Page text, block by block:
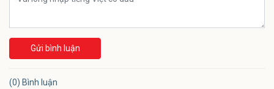
Gửi bình luận
(0) Bình luận